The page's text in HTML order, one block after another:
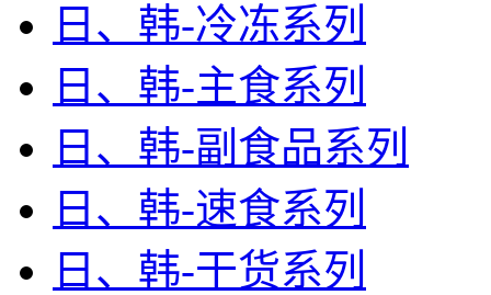
日、韩-冷冻系列
日、韩-主食系列
日、韩-副食品系列
日、韩-速食系列
日、韩-干货系列